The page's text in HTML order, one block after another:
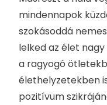
mindennapok
szokásoddá
lelked az élet
a ragyogó
élethelyzetekben
pozitívum